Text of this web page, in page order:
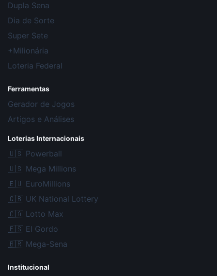
Dupla Sena
Dia de Sorte
Super Sete
+Milionária
Loteria Federal
Ferramentas
Gerador de Jogos
Artigos e Análises
Loterias Internacionais
🇺🇸 Powerball
🇺🇸 Mega Millions
🇪🇺 EuroMillions
🇬🇧 UK National Lottery
🇨🇦 Lotto Max
🇪🇸 El Gordo
🇧🇷 Mega-Sena
Institucional